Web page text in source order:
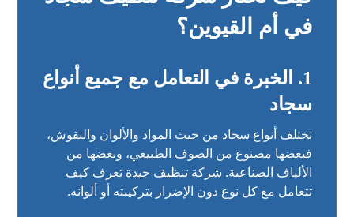
في أم القيوين؟
1. الخبرة في التعامل مع جميع أنواع
سجاد
تختلف أنواع سجاد من حيث المواد والألوان والنقوش،
فبعضها مصنوع من الصوف الطبيعي، وبعضها من
الألياف الصناعية. شركة تنظيف جيدة تعرف كيف
تتعامل مع كل نوع دون الإضرار بتركيبته أو ألوانه.